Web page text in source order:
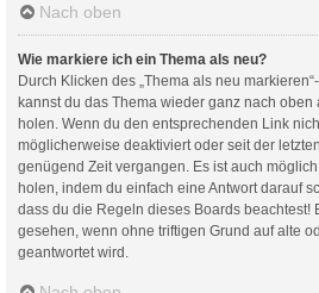
Nach oben
Wie markiere ich ein Thema als neu?
Durch Klicken des „Thema als neu
kannst du das Thema wieder ganz nach oben
holen. Wenn du den entsprechenden Link
möglicherweise deaktiviert oder seit der
genügend Zeit vergangen. Es ist auch
holen, indem du einfach eine Antwort darauf
dass du die Regeln dieses Boards beachtest!
gesehen, wenn ohne triftigen Grund auf alte
geantwortet wird.